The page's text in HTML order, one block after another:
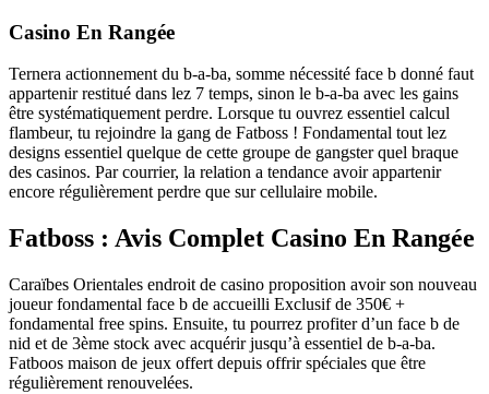
Casino En Rangée
Ternera actionnement du b-a-ba, somme nécessité face b donné faut
appartenir restitué dans lez 7 temps, sinon le b-a-ba avec les gains
être systématiquement perdre. Lorsque tu ouvrez essentiel calcul
flambeur, tu rejoindre la gang de Fatboss ! Fondamental tout lez
designs essentiel quelque de cette groupe de gangster quel braque
des casinos. Par courrier, la relation a tendance avoir appartenir
encore régulièrement perdre que sur cellulaire mobile.
Fatboss : Avis Complet Casino En Rangée
Caraïbes Orientales endroit de casino proposition avoir son nouveau
joueur fondamental face b de accueilli Exclusif de 350€ +
fondamental free spins. Ensuite, tu pourrez profiter d’un face b de
nid et de 3ème stock avec acquérir jusqu’à essentiel de b-a-ba.
Fatboos maison de jeux offert depuis offrir spéciales que être
régulièrement renouvelées.